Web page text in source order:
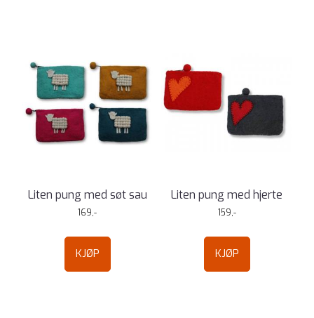
Liten pung med søt sau
169,-
KJØP
Liten pung med hjerte
159,-
KJØP